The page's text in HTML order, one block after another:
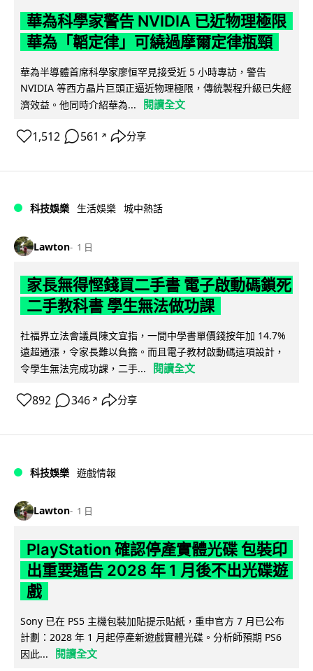
華為科學家警告 NVIDIA 已近物理極限
華為「韜定律」可繞過摩爾定律瓶頸
華為半導體首席科學家廖恒罕見接受近 5 小時專訪，警告
NVIDIA 等西方晶片巨頭正逼近物理極限，傳統製程升級已失經
濟效益。他同時介紹華為...
閱讀全文
1,512 561 ↗ 分享
科技娛樂 生活娛樂 城中熱話
Lawton 1 日
家長無得慳錢買二手書 電子啟動碼鎖死
二手教科書 學生無法做功課
社福界立法會議員陳文宜指，一間中學書單價錢按年加 14.7%
遠超通漲，令家長難以負擔。而且電子教材啟動碼這項設計，
令學生無法完成功課，二手...
閱讀全文
892 346 ↗ 分享
科技娛樂 遊戲情報
Lawton 1 日
PlayStation 確認停產實體光碟 包裝印
出重要通告 2028 年 1 月後不出光碟遊
戲
Sony 已在 PS5 主機包裝加貼提示貼紙，重申官方 7 月已公布
計劃：2028 年 1 月起停產新遊戲實體光碟。分析師預期 PS6
因此...
閱讀全文